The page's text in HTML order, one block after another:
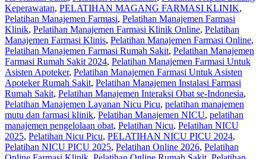
Keperawatan, PELATIHAN MAGANG FARMASI KLINIK,
Pelatihan Manajemen Farmasi, Pelatihan Manajemen Farmasi
Klinik, Pelatihan Manajemen Farmasi Klinik Online, Pelatihan
Manajemen Farmasi Klinis, Pelatihan Manajemen Farmasi Online,
Pelatihan Manajemen Farmasi Rumah Sakit, Pelatihan Manajemen
Farmasi Rumah Sakit 2024, Pelatihan Manajemen Farmasi Untuk
Asisten Apoteker, Pelatihan Manajemen Farmasi Untuk Asisten
Apoteker Rumah Sakit, Pelatihan Manajemen Instalasi Farmasi
Rumah Sakit, Pelatihan Manajemen Interaksi Obat se-Indonesia,
Pelatihan Manajemen Layanan Nicu Picu, pelatihan manajemen
mutu dan farmasi klinik, Pelatihan Manajemen NICU, pelatihan
manajemen pengelolaan obat, Pelatihan Nicu, Pelatihan NICU
2025, Pelatihan Nicu Picu, PELATIHAN NICU PICU 2024,
Pelatihan NICU PICU 2025, Pelatihan Online 2026, Pelatihan